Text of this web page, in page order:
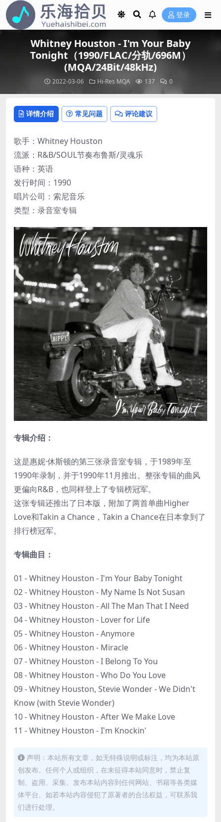
登录
Whitney Houston - I'm Your Baby
Tonight（1990/FLAC/分轨/696M）
(MQA/24Bit/48kHz)
2022-03-06 Hi-Res MQA 137 0
详情介绍 常见问题 评论建议
歌手：Whitney Houston
流派：R&B/SOUL节奏布鲁斯/灵魂乐
语种：英语
发行时间：1990
唱片公司：索尼音乐
类型：录音室专辑
专辑介绍：
这是惠妮·休斯顿的第三张录音室专辑，于1989年至
1990年录制，并于1990年11月推出。整张专辑的曲风
更偏向R&B，也同样登上了专辑榜冠军。
这张专辑还推出了日本版，附加了两首单曲Higher
Love和Takin a Chance，Takin a Chance在日本拿到了
排行榜冠军。
专辑曲目：
01 - Whitney Houston - I'm Your Baby Tonight
02 - Whitney Houston - My Name Is Not Susan
03 - Whitney Houston - All The Man That I Need
04 - Whitney Houston - Lover for Life
05 - Whitney Houston - Anymore
06 - Whitney Houston - Miracle
07 - Whitney Houston - I Belong To You
08 - Whitney Houston - Who Do You Love
09 - Whitney Houston, Stevie Wonder - We Didn't
Know (with Stevie Wonder)
10 - Whitney Houston - After We Make Love
11 - Whitney Houston - I'm Knockin'
声明：本站所有文章，如无特殊说明或标注，均为本站原
创发布。任何个人或组织，在未征得本站同意时，禁止复
制、盗用、采集、发布本站内容到任何网站、书籍等各类媒
体平台。如若本站内容侵犯了原著者的合法权益，可联系我
们进行处理。